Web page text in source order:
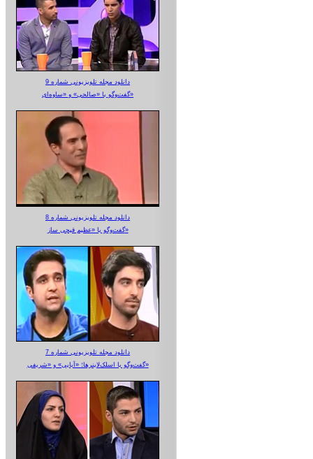
دانلود مجله تلویزیونی شماره 9
گفت‌وگو با «صالحی» و «ساوه‌ای»
دانلود مجله تلویزیونی شماره 8
گفت‌وگو با «عظیم قیچی ساز»
دانلود مجله تلویزیونی شماره 7
گفت‌وگو با اسلک‌لاینرها؛ «آبایی» و «شریفی»